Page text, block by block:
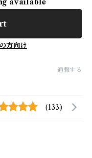
available
方向け
通報する
(133)